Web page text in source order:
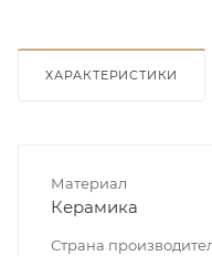
ХАРАКТЕРИСТИКИ
Материал
Керамика
Страна